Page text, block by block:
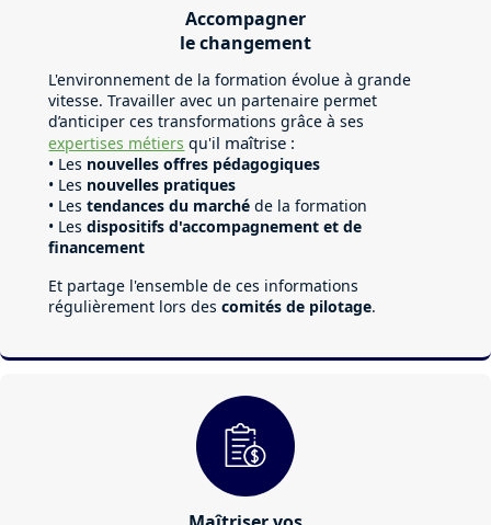
Accompagner
le changement
L'environnement de la formation évolue à grande
vitesse. Travailler avec un partenaire permet
d’anticiper ces transformations grâce à ses
expertises métiers qu'il maîtrise :
• Les nouvelles offres pédagogiques
• Les nouvelles pratiques
• Lestendances du marché de la formation
• Lesdispositifs d'accompagnement et de
financement
Et partage l'ensemble de ces informations
régulièrement lors descomités de pilotage.